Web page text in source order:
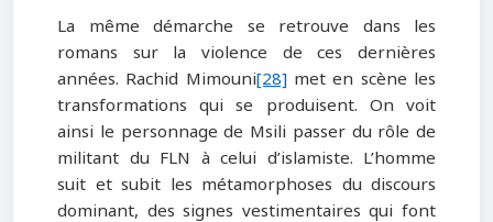
La même démarche se retrouve dans les
romans sur la violence de ces dernières
années. Rachid Mimouni[28]met en scène les
transformations qui se produisent. On voit
ainsi le personnage de Msili passer du rôle de
militant du FLN à celui d’islamiste. L’homme
suit et subit les métamorphoses du discours
dominant, des signes vestimentaires qui font